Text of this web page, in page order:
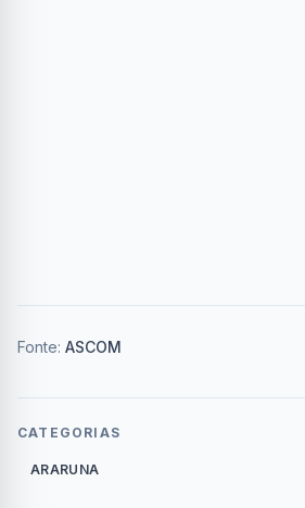
Fonte: ASCOM
CATEGORIAS
ARARUNA